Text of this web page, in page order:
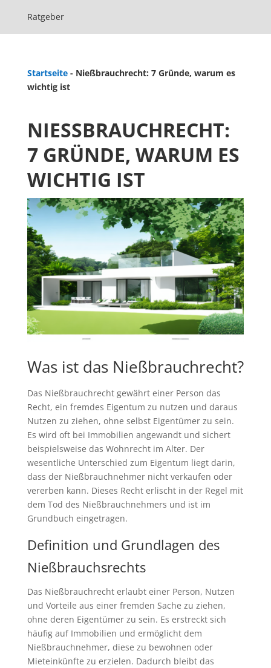
Ratgeber
Startseite- Nießbrauchrecht: 7 Gründe, warum es
wichtig ist
NIESSBRAUCHRECHT: 7
GRÜNDE, WARUM ES W
ICHTIG IST
Was ist das Nießbrauchrecht?
Das Nießbrauchrecht gewährt einer Person das
Recht, ein fremdes Eigentum zu nutzen und daraus
Nutzen zu ziehen, ohne selbst Eigentümer zu sein.
Es wird oft bei Immobilien angewandt und sichert
beispielsweise das Wohnrecht im Alter. Der
wesentliche Unterschied zum Eigentum liegt darin,
dass der Nießbrauchnehmer nicht verkaufen oder
vererben kann. Dieses Recht erlischt in der Regel mit
dem Tod des Nießbrauchnehmers und ist im
Grundbuch eingetragen.
Definition und Grundlagen des
Nießbrauchsrechts
Das Nießbrauchrecht erlaubt einer Person, Nutzen
und Vorteile aus einer fremden Sache zu ziehen,
ohne deren Eigentümer zu sein. Es erstreckt sich
häufig auf Immobilien und ermöglicht dem
Nießbrauchnehmer, diese zu bewohnen oder
Mieteinkünfte zu erzielen. Dadurch bleibt das